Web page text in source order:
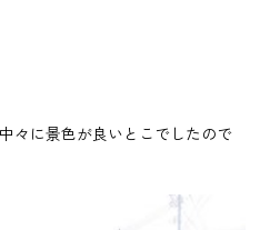
々に景色が良いとこでしたので